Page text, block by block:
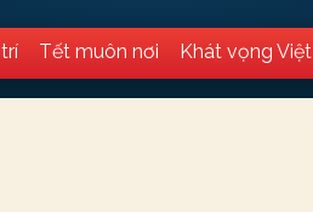
Tết muôn nơi Khát vọng Việt